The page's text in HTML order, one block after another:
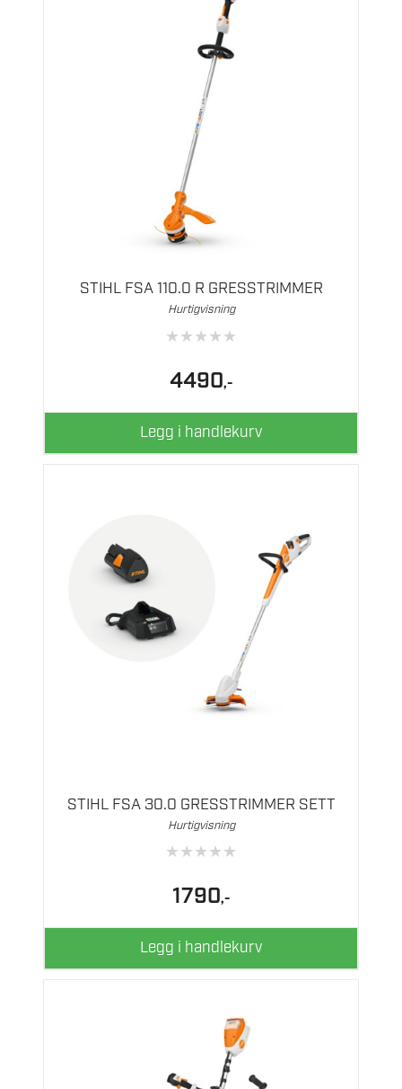
STIHL FSA 110.0 R GRESSTRIMMER
Hurtigvisning
★★★★★
4490,-
Legg i handlekurv
STIHL FSA 30.0 GRESSTRIMMER SETT
Hurtigvisning
★★★★★
1790,-
Legg i handlekurv